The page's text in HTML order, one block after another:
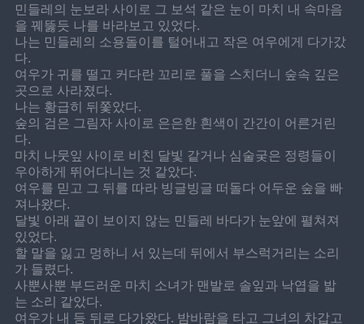
민들레의 눈보라 사이로 그 보석 같은 눈이 마치 내 속마음
을 꿰뚫듯 나를 바라보고 있었다.
나는 민들레의 소용돌이를 털어내고 작은 여우에게 다가갔
다.
여우가 귀를 떨고 커다란 꼬리로 풀을 스치더니 숲속 깊은
곳으로 사라졌다.
나는 황급히 뒤쫓았다.
숲의 검은 그림자 사이로 은은한 흰색이 간간이 어른거린
다.
마치 나뭇잎 사이로 비친 달빛 같거나 심술궂은 정령들이
우아하게 뛰어다니는 것 같았다.
여우를 믿고 그 뒤를 따라 빙글빙글 떠돌다 어두운 숲을 빠
져나왔다.
달빛 아래 끝이 보이지 않는 민들레 바다가 눈앞에 펼쳐져
있었다.
할 말을 잃고 멍하니 서 있는데 뒤에서 부스럭거리는 소리
가 들렸다.
사뿐사뿐 부드러운 마치 소녀가 맨발로 솔잎과 낙엽을 밟
는 소리 같았다.
여우가 내 등 뒤로 다가왔다. 밤바람을 타고 그녀의 차갑고